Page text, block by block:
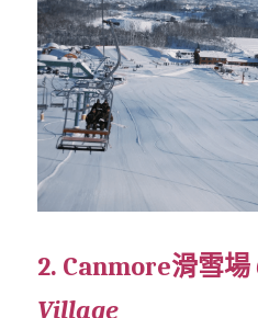
2. Canmore滑雪場
Village